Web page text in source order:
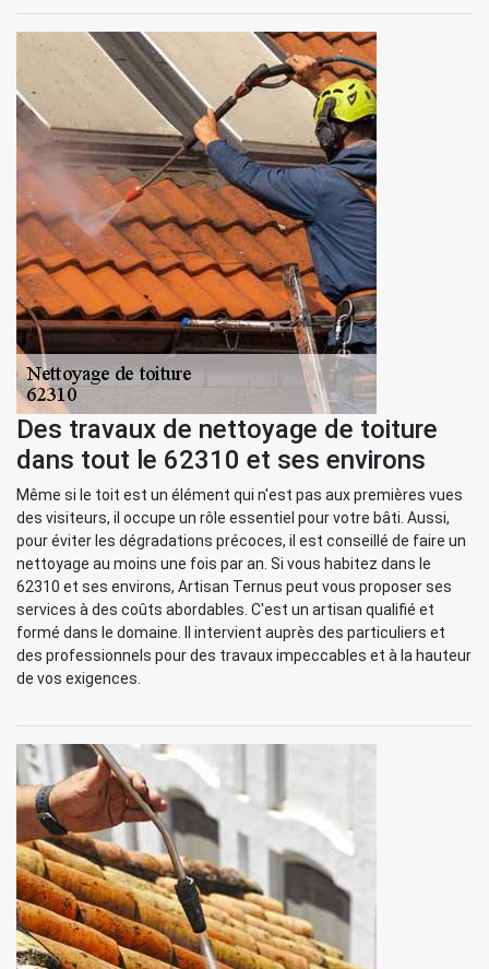
Des travaux de nettoyage de toiture
dans tout le 62310 et ses environs
Même si le toit est un élément qui n'est pas aux premières vues
des visiteurs, il occupe un rôle essentiel pour votre bâti. Aussi,
pour éviter les dégradations précoces, il est conseillé de faire un
nettoyage au moins une fois par an. Si vous habitez dans le
62310 et ses environs, Artisan Ternus peut vous proposer ses
services à des coûts abordables. C'est un artisan qualifié et
formé dans le domaine. Il intervient auprès des particuliers et
des professionnels pour des travaux impeccables et à la hauteur
de vos exigences.